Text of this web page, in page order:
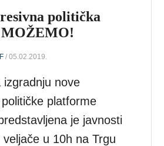
politička
/ 05.02.2019.
izgradnju nove
platforme
je javnosti
u 10h na Trgu